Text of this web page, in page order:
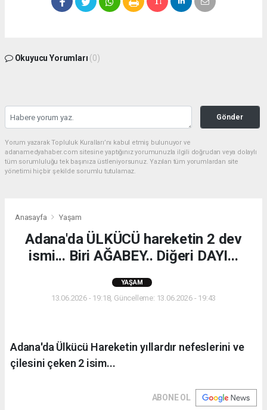
Okuyucu Yorumları (0)
Gönder
Yorum yazarak Topluluk Kuralları’nı kabul etmiş bulunuyor ve
adanamedyahaber.com sitesine yaptığınız yorumunuzla ilgili doğrudan veya dolaylı
tüm sorumluluğu tek başınıza üstleniyorsunuz. Yazılan tüm yorumlardan site
yönetimi hiçbir şekilde sorumlu tutulamaz.
Anasayfa Yaşam
Adana'da ÜLKÜCÜ hareketin 2 dev
ismi... Biri AĞABEY.. Diğeri DAYI...
YAŞAM
13.06.2026 - 19:18, Güncelleme: 13.06.2026 - 19:43
Adana'da Ülkücü Hareketin yıllardır nefeslerini ve
çilesini çeken 2 isim...
ABONE OL